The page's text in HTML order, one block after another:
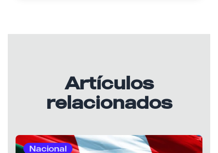
Artículos
relacionados
Nacional